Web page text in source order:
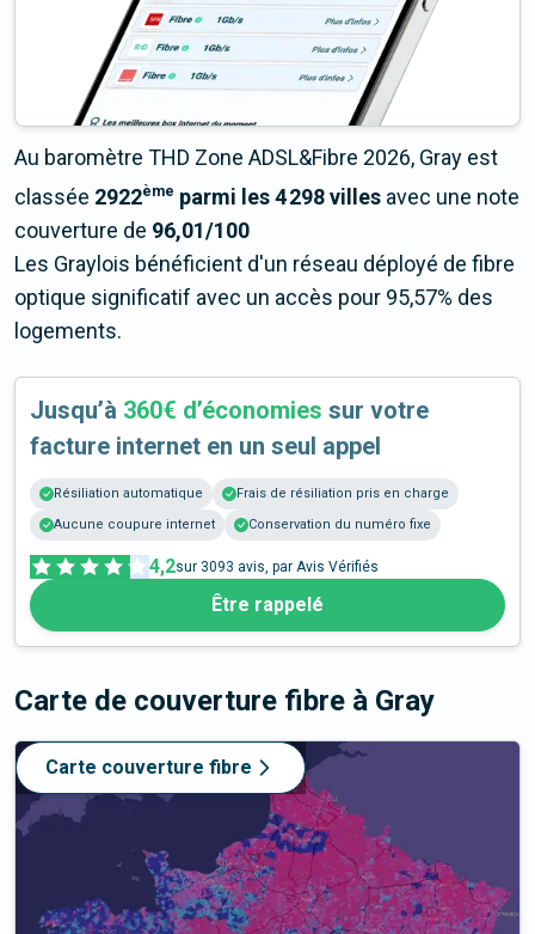
Au baromètre THD Zone ADSL&Fibre 2026, Gray est
classée 2922ème parmi les 4 298 villes avec une note
couverture de 96,01/100
Les Graylois bénéficient d'un réseau déployé de fibre
optique significatif avec un accès pour 95,57% des
logements.
Jusqu’à 360€ d’économies sur votre
facture internet en un seul appel
Résiliation automatique
Frais de résiliation pris en charge
Aucune coupure internet
Conservation du numéro fixe
4,2sur 3093 avis, par Avis Vérifiés
Être rappelé
Carte de couverture fibre à Gray
Carte couverture fibre